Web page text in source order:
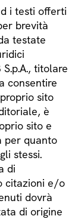
i testi offerti
brevità
testate
titolare
consentire
sito
è
sito e
per quanto
stessi.
di
citazioni e/o
dovrà
di origine